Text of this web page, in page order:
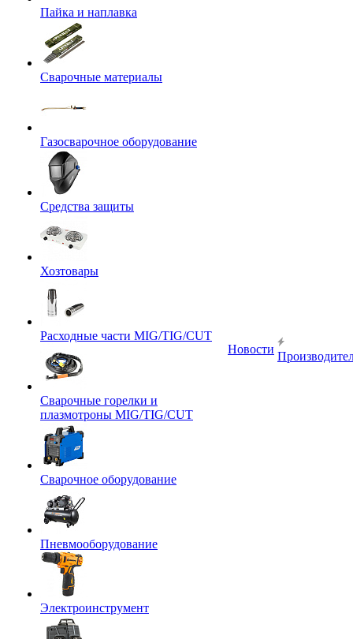
Пайка и наплавка
Сварочные материалы
Газосварочное оборудование
Средства защиты
Хозтовары
Расходные части MIG/TIG/CUT
Сварочные горелки и
плазмотроны MIG/TIG/CUT
Сварочное оборудование
Пневмооборудование
Электроинструмент
Новости